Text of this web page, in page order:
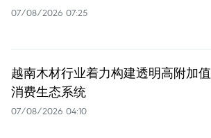
07/08/2026 07:25
越南木材行业着力构建透明高附加值
消费生态系统
07/08/2026 04:10